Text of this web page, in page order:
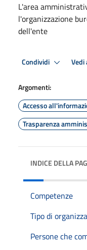
L'area
l'organizzazione
dell'ente
Condividi Vedi
Argomenti:
Accesso
Trasparenza
INDICE DELLA
Competenze
Tipo di
Persone che